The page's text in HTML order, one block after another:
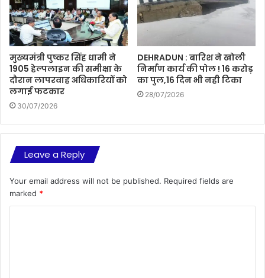
मुख्यमंत्री पुष्कर सिंह धामी ने
1905 हेल्पलाइन की समीक्षा के
दौरान लापरवाह अधिकारियों को
लगाई फटकार
30/07/2026
DEHRADUN : बारिश ने खोली
निर्माण कार्य की पोल ! 16 करोड़
का पुल,16 दिन भी नही टिका
28/07/2026
Leave a Reply
Your email address will not be published. Required fields are
marked *